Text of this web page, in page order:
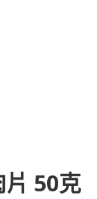
50克